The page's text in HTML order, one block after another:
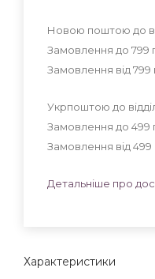
Характеристики
Новою поштою до
Замовлення до 799
Замовлення від 799
Укрпоштою до
Замовлення до 499
Замовлення від 499
Детальніше про